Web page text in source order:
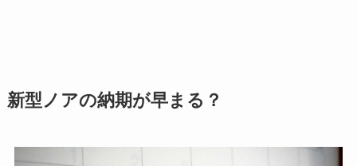
新型ノアの納期が早まる？